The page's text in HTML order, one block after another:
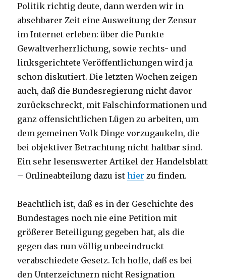
Politik richtig deute, dann werden wir in
absehbarer Zeit eine Ausweitung der Zensur
im Internet erleben: über die Punkte
Gewaltverherrlichung, sowie rechts- und
linksgerichtete Veröffentlichungen wird ja
schon diskutiert. Die letzten Wochen zeigen
auch, daß die Bundesregierung nicht davor
zurückschreckt, mit Falschinformationen und
ganz offensichtlichen Lügen zu arbeiten, um
dem gemeinen Volk Dinge vorzugaukeln, die
bei objektiver Betrachtung nicht haltbar sind.
Ein sehr lesenswerter Artikel der Handelsblatt
– Onlineabteilung dazu isthier zu finden.
Beachtlich ist, daß es in der Geschichte des
Bundestages noch nie eine Petition mit
größerer Beteiligung gegeben hat, als die
gegen das nun völlig unbeeindruckt
verabschiedete Gesetz. Ich hoffe, daß es bei
den Unterzeichnern nicht Resignation